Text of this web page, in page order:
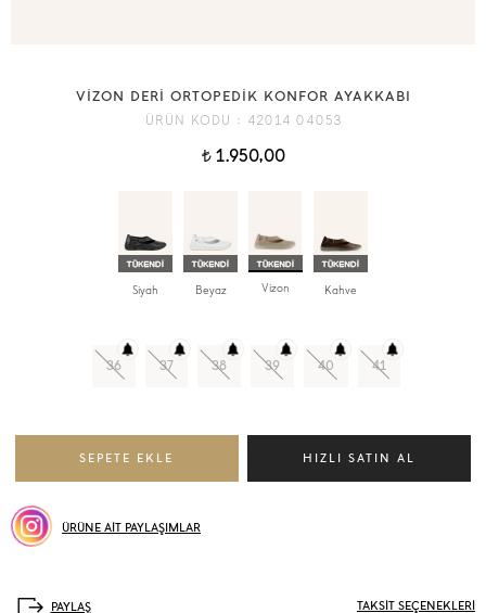
VİZON DERİ ORTOPEDİK KONFOR AYAKKABI
ÜRÜN KODU : 42014 04053
t1.950,00
Siyah Beyaz Vizon Kahve
36 37 38 39 40 41
ÜRÜNE AİT PAYLAŞIMLAR
TAKSİT SEÇENEKLERİ